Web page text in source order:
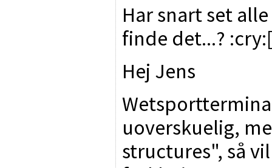
Har snart set
finde det...?
Hej Jens
uoverskuelig,
structures", så